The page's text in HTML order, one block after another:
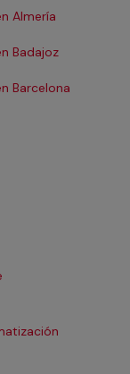
Almería
Badajoz
Barcelona